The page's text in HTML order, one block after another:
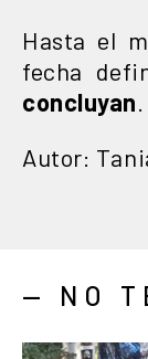
Hasta el
fecha
concluyan
Autor:
— NO